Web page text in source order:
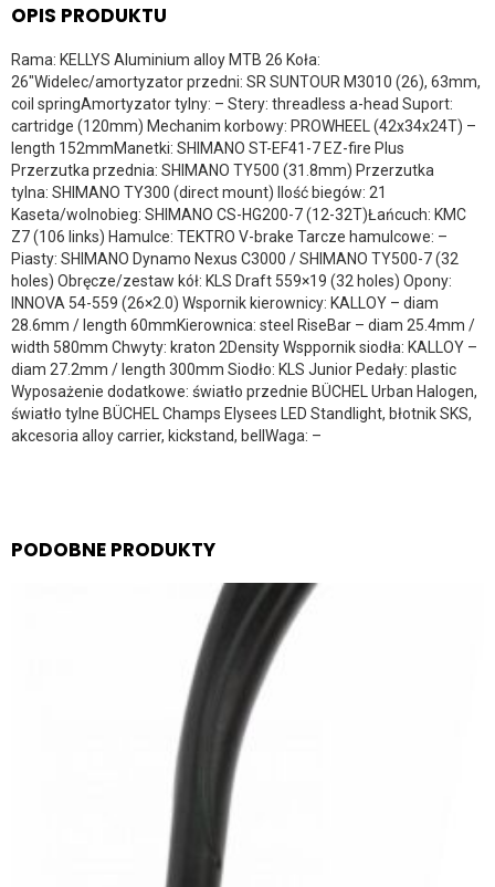
OPIS PRODUKTU
Rama: KELLYS Aluminium alloy MTB 26 Koła:
26″Widelec/amortyzator przedni: SR SUNTOUR M3010 (26), 63mm,
coil springAmortyzator tylny: – Stery: threadless a-head Suport:
cartridge (120mm) Mechanim korbowy: PROWHEEL (42x34x24T) –
length 152mmManetki: SHIMANO ST-EF41-7 EZ-fire Plus
Przerzutka przednia: SHIMANO TY500 (31.8mm) Przerzutka
tylna: SHIMANO TY300 (direct mount) Ilość biegów: 21
Kaseta/wolnobieg: SHIMANO CS-HG200-7 (12-32T)Łańcuch: KMC
Z7 (106 links) Hamulce: TEKTRO V-brake Tarcze hamulcowe: –
Piasty: SHIMANO Dynamo Nexus C3000 / SHIMANO TY500-7 (32
holes) Obręcze/zestaw kół: KLS Draft 559×19 (32 holes) Opony:
INNOVA 54-559 (26×2.0) Wspornik kierownicy: KALLOY – diam
28.6mm / length 60mmKierownica: steel RiseBar – diam 25.4mm /
width 580mm Chwyty: kraton 2Density Wsppornik siodła: KALLOY –
diam 27.2mm / length 300mm Siodło: KLS Junior Pedały: plastic
Wyposażenie dodatkowe: światło przednie BÜCHEL Urban Halogen,
światło tylne BÜCHEL Champs Elysees LED Standlight, błotnik SKS,
akcesoria alloy carrier, kickstand, bellWaga: –
PODOBNE PRODUKTY